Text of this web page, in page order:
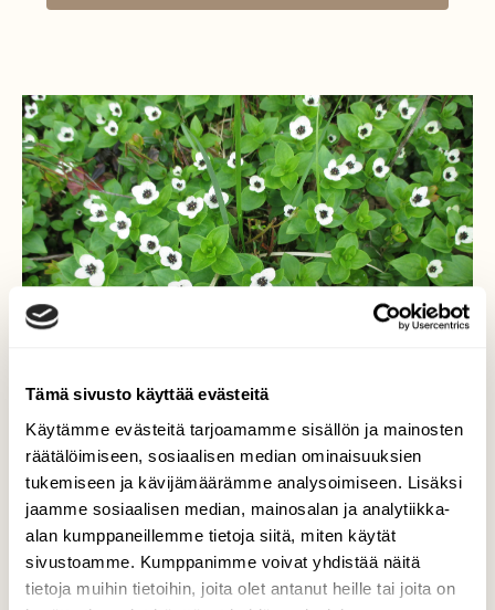
Tämä sivusto käyttää evästeitä
Käytämme evästeitä tarjoamamme sisällön ja mainosten
räätälöimiseen, sosiaalisen median ominaisuuksien
tukemiseen ja kävijämäärämme analysoimiseen. Lisäksi
jaamme sosiaalisen median, mainosalan ja analytiikka-
alan kumppaneillemme tietoja siitä, miten käytät
sivustoamme. Kumppanimme voivat yhdistää näitä
tietoja muihin tietoihin, joita olet antanut heille tai joita on
Ruohokanukka
Ruohokanukka (Cornus suecica ) on ainoa